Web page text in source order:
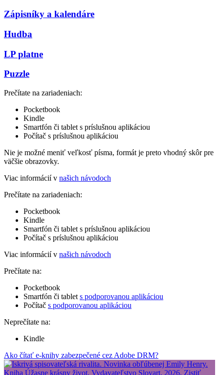
Zápisníky a kalendáre
Hudba
LP platne
Puzzle
Prečítate na zariadeniach:
Pocketbook
Kindle
Smartfón či tablet s príslušnou aplikáciou
Počítač s príslušnou aplikáciou
Nie je možné meniť veľkosť písma, formát je preto vhodný skôr pre
väčšie obrazovky.
Viac informácií v našich návodoch
Prečítate na zariadeniach:
Pocketbook
Kindle
Smartfón či tablet s príslušnou aplikáciou
Počítač s príslušnou aplikáciou
Viac informácií v našich návodoch
Prečítate na:
Pocketbook
Smartfón či tablet s podporovanou aplikáciou
Počítač s podporovanou aplikáciou
Neprečítate na:
Kindle
Ako čítať e-knihy zabezpečené cez Adobe DRM?